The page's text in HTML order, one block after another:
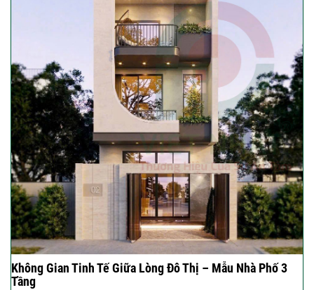
Không Gian Tinh Tế Giữa Lòng Đô Thị – Mẫu Nhà Phố 3
Tầng